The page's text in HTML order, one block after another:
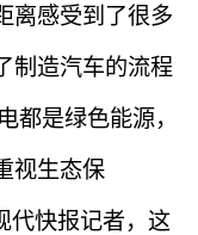
离感受到了很多
制造汽车的流程
都是绿色能源，
视生态保
代快报记者，这